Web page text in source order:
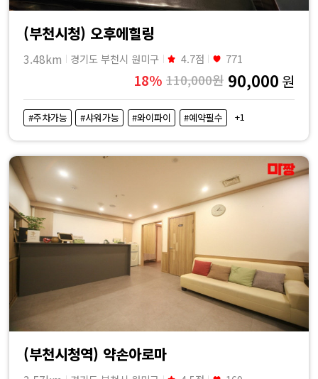
(부천시청) 오후에힐링
3.48km 경기도 부천시 원미구 4.7점 771
18% 110,000원 90,000 원
#주차가능 #샤워가능 #와이파이 #예약필수 +1
(부천시청역) 약손아로마